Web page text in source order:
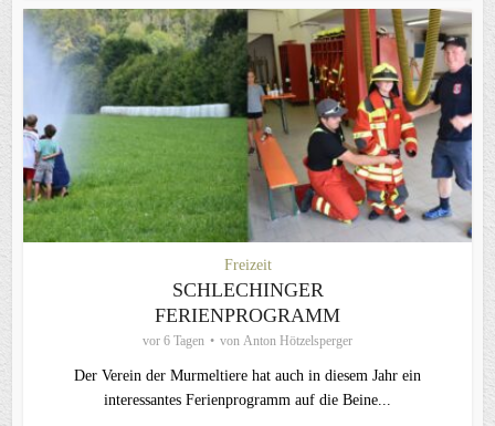
Freizeit
SCHLECHINGER
FERIENPROGRAMM
vor 6 Tagen von Anton Hötzelsperger
Der Verein der Murmeltiere hat auch in diesem Jahr ein
interessantes Ferienprogramm auf die Beine...